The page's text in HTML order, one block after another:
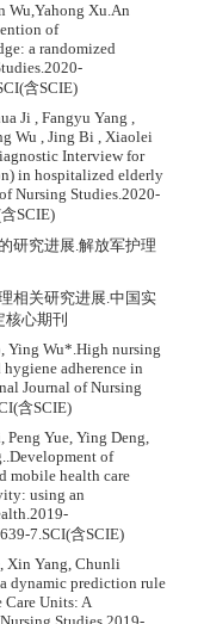
Wu,Yahong Xu.An
of
a randomized
含SCIE)
Ji , Fangyu Yang ,
Wu , Jing Bi , Xiaolei
Interview for
in hospitalized elderly
Nursing Studies.2020-
SCIE)
研究进展.解放军护理
相关研究进展.中国实
核心期刊
Ying Wu*.High nursing
adherence in
Journal of Nursing
含SCIE)
Yue, Ying Deng,
of
mobile health care
using an
7.SCI(含SCIE)
Xin Yang, Chunli
dynamic prediction rule
Units: A